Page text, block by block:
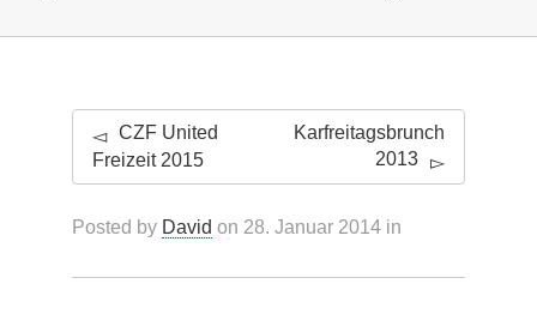
CZF United
Freizeit 2015
Karfreitagsbrunch
2013
Posted by David on 28. Januar 2014 in